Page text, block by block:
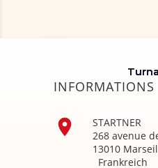
INFORMATIONS

STARTNER
268 avenue
13010
Frankreich